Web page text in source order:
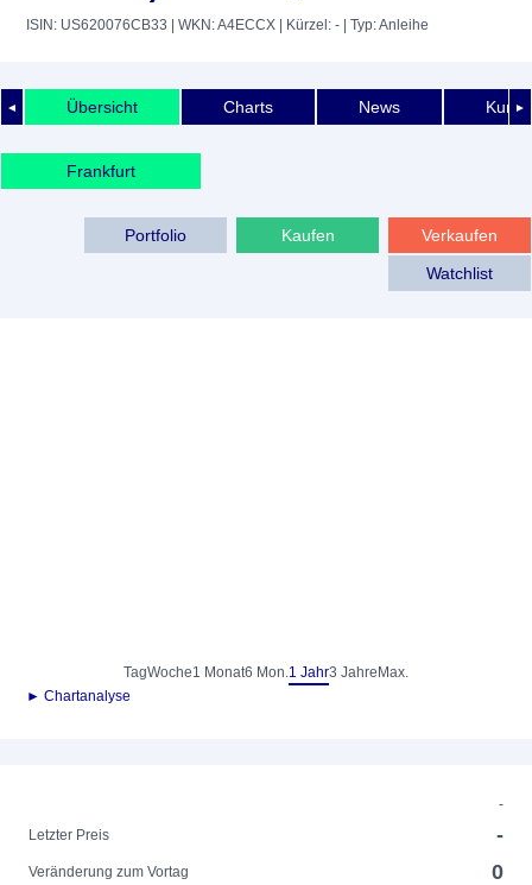
ISIN: US620076CB33 | WKN: A4ECCX | Kürzel: - | Typ: Anleihe
◄ ►
Übersicht Charts News
Frankfurt
Verkaufen
Kaufen
Portfolio
Watchlist
TagWoche1 Monat6 Mon.1 Jahr3 Jahre Max.
► Chartanalyse
-
Letzter Preis
-
Veränderung zum Vortag 0